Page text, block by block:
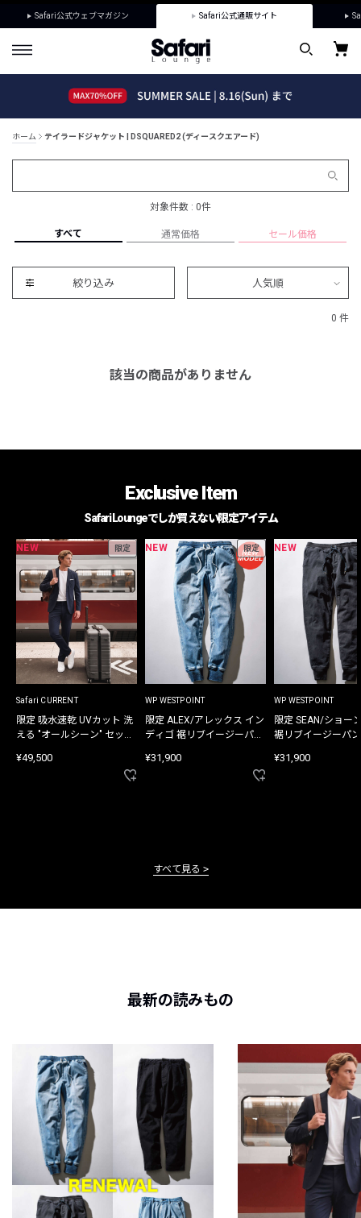
Safari公式ウェブマガジン Safari公式通販サイト
ホーム テイラードジャケット | DSQUARED2 (ディースクエアード)
対象件数 : 0件
すべて 通常価格 セール価格
絞り込み 人気順
0 件
該当の商品がありません
Exclusive Item
Safari Loungeでしか買えない限定アイテム
NEW 限定
Safari CURRENT
限定 吸水速乾 UVカット 洗
える "オールシーン" セット
¥49,500
NEW 限定
WP WESTPOINT
限定 ALEX/アレックス イン
ディゴ 裾リブイージーパン
¥31,900
NEW
WP WESTPOINT
限定 SEAN/ショー
裾リブイージーパ
¥31,900
すべて見る
最新の読みもの